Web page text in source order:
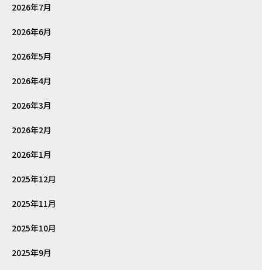
2026年7月
2026年6月
2026年5月
2026年4月
2026年3月
2026年2月
2026年1月
2025年12月
2025年11月
2025年10月
2025年9月